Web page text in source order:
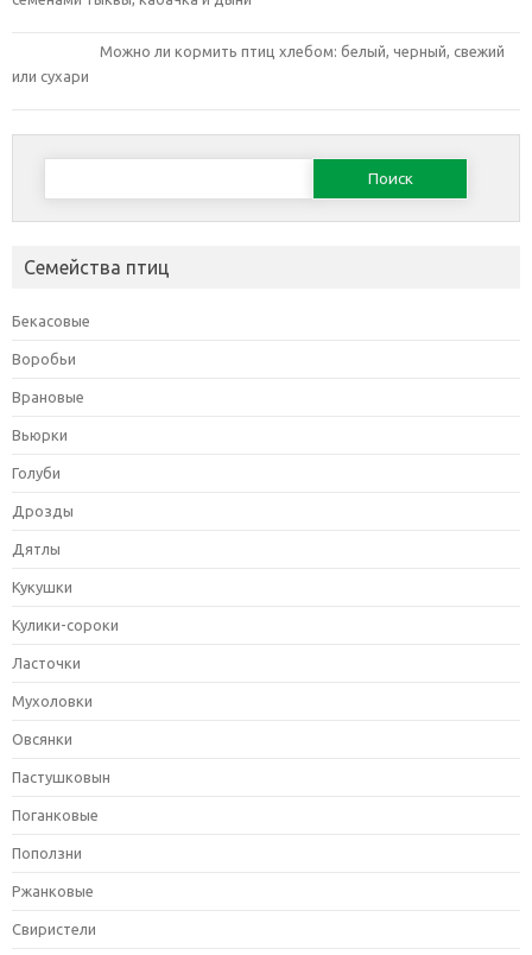
Можно ли кормить птиц хлебом: белый, черный, свежий
или сухари
Найти:
Семейства птиц
Бекасовые
Воробьи
Врановые
Вьюрки
Голуби
Дрозды
Дятлы
Кукушки
Кулики-сороки
Ласточки
Мухоловки
Овсянки
Пастушковын
Поганковые
Поползни
Ржанковые
Свиристели